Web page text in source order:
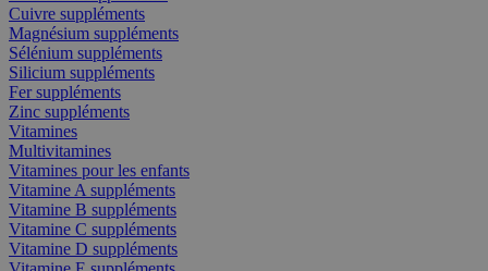
Cuivre suppléments
Magnésium suppléments
Sélénium suppléments
Silicium suppléments
Fer suppléments
Zinc suppléments
Vitamines
Multivitamines
Vitamines pour les enfants
Vitamine A suppléments
Vitamine B suppléments
Vitamine C suppléments
Vitamine D suppléments